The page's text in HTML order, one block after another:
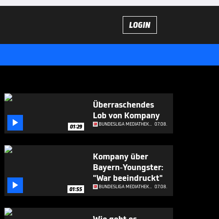
LOGIN
 01:29
Überraschendes
Lob von Kompany
BUNDESLIGA MEDIATHEK HIGHLIGHTS 07.08.
 01:55
Kompany über
Bayern-Youngster:
"War beeindruckt"
BUNDESLIGA MEDIATHEK HIGHLIGHTS 07.08.